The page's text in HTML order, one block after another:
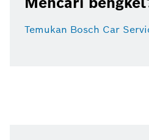
Temukan Bosch Car